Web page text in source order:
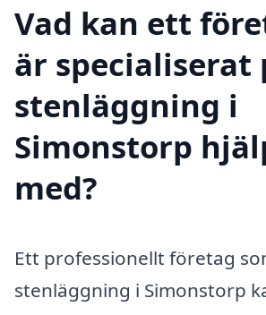
Vad kan ett
är specialiserat
stenläggning i
Simonstorp
med?
Ett professionellt företag
stenläggning i Simonstorp